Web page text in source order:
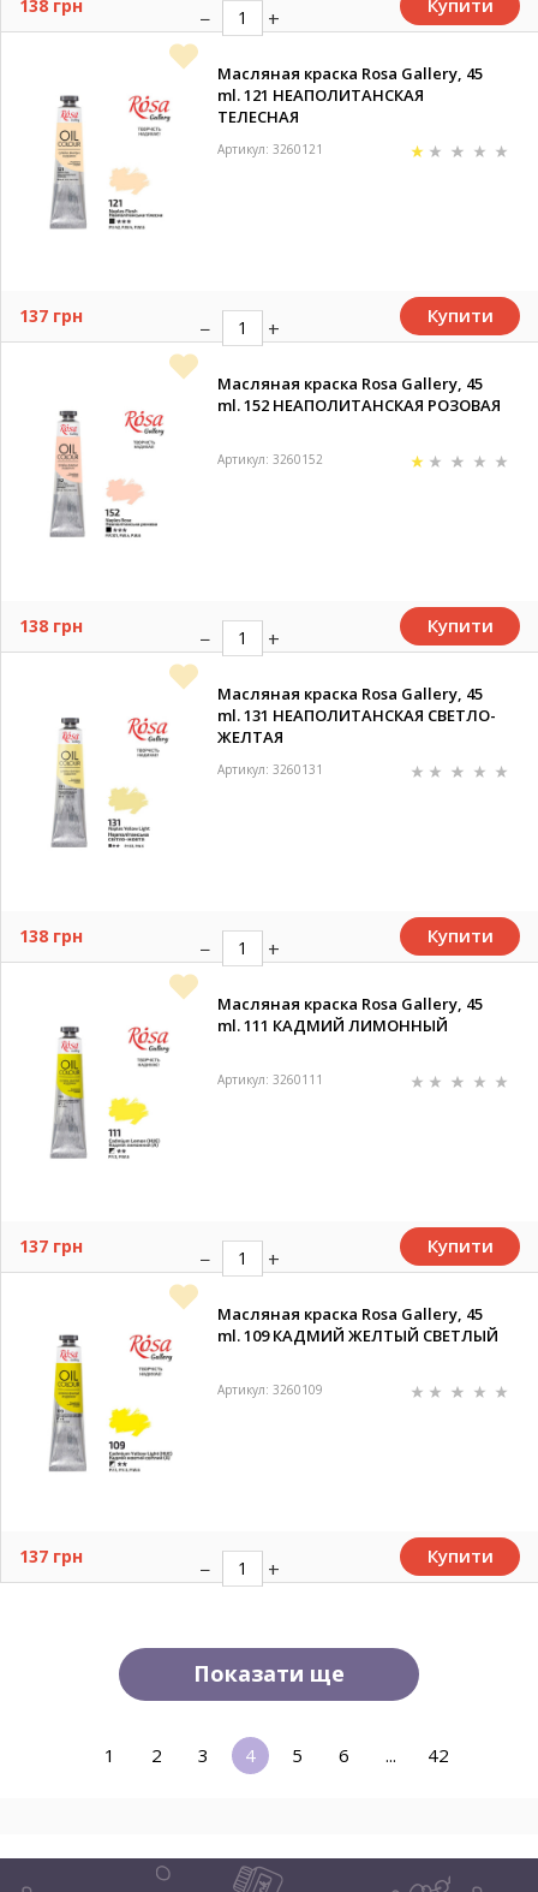
138 грн Купити
Масляная краска Rosa Gallery, 45
ml. 121 НЕАПОЛИТАНСКАЯ
ТЕЛЕСНАЯ
Артикул: 3260121
137 грн Купити
Масляная краска Rosa Gallery, 45
ml. 152 НЕАПОЛИТАНСКАЯ РОЗОВАЯ
Артикул: 3260152
138 грн Купити
Масляная краска Rosa Gallery, 45
ml. 131 НЕАПОЛИТАНСКАЯ СВЕТЛО-
ЖЕЛТАЯ
Артикул: 3260131
138 грн Купити
Масляная краска Rosa Gallery, 45
ml. 111 КАДМИЙ ЛИМОННЫЙ
Артикул: 3260111
137 грн Купити
Масляная краска Rosa Gallery, 45
ml. 109 КАДМИЙ ЖЕЛТЫЙ СВЕТЛЫЙ
Артикул: 3260109
137 грн Купити
Показати ще
1 2 3 4 5 6 ... 42